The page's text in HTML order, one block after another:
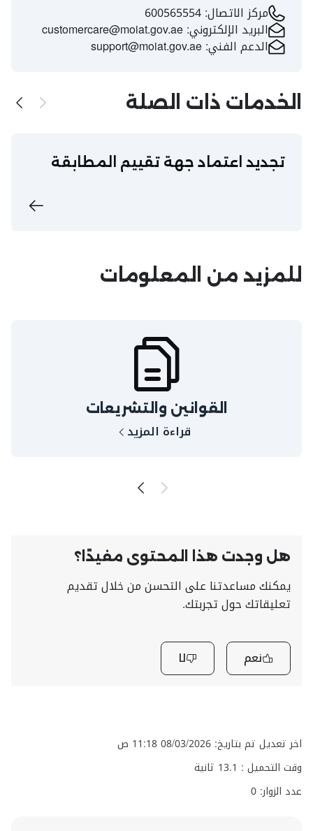
مركز الاتصال:600565554
البريد الإلكتروني:customercare@moiat.gov.ae
الدعم الفني:support@moiat.gov.ae
الخدمات ذات الصلة
تجديد اعتماد جهة تقييم المطابقة​
للمزيد من المعلومات
القوانين والتشريعات
قراءة المزيد
هل وجدت هذا المحتوى مفيدًا؟
يمكنك مساعدتنا على التحسن من خلال تقديم
تعليقاتك حول تجربتك.
نعم لا
اخر تعديل تم بتاريخ: 08/03/2026 11:18 ص
وقت التحميل : 13.1 ثانية
عدد الزوار: 0